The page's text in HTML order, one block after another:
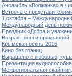
Ансамбль «Волжанка» в
Встреча с
1 октября –
Международный день
Праздник «Добра и
Возраст осени прекрасной
Крымская осень-2016
Кино без границ
Выращено с любовью,
Презентация
Межрегиональная скайп-